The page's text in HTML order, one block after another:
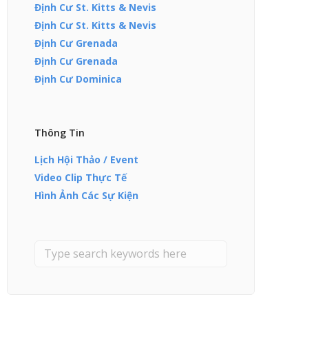
Định Cư St. Kitts & Nevis
Định Cư St. Kitts & Nevis
Định Cư Grenada
Định Cư Grenada
Định Cư Dominica
Thông Tin
Lịch Hội Thảo / Event
Video Clip Thực Tế
Hình Ảnh Các Sự Kiện